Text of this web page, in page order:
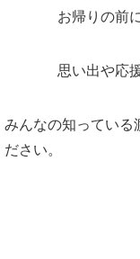
お帰りの前
思い出や応
みんなの知っている
ださい。